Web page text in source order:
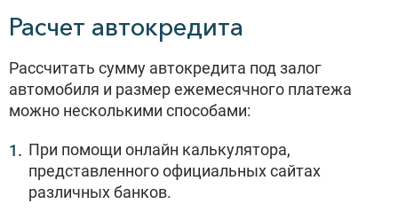
Расчет автокредита
Рассчитать сумму автокредита под залог
автомобиля и размер ежемесячного платежа
можно несколькими способами:
При помощи онлайн калькулятора,
представленного официальных сайтах
различных банков.